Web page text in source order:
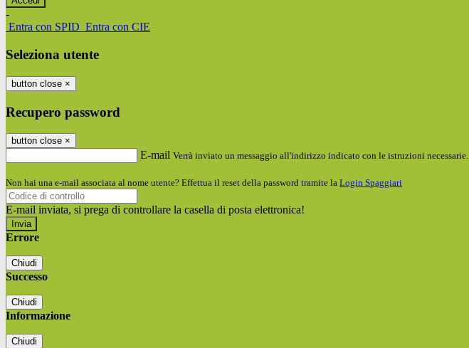
-
Entra con SPID Entra con CIE
Seleziona utente
button close ×
Recupero password
button close ×
E-mail Verrà inviato un messaggio all'indirizzo indicato con le istruzioni necessarie.
Non hai una e-mail associata al nome utente? Effettua il reset della password tramite la Login Spaggiari
E-mail inviata, si prega di controllare la casella di posta elettronica!
Errore
Chiudi
Successo
Chiudi
Informazione
Chiudi